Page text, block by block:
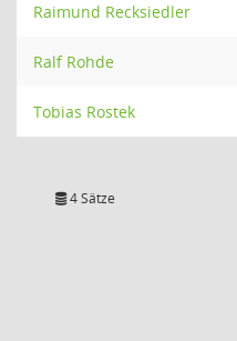
Raimund Recksiedler
Ralf Rohde
Tobias Rostek
4 Sätze